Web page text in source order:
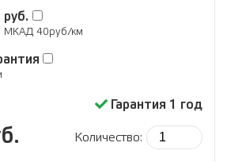
руб.
МКАД 40руб/км
Гарантия 1 год
Количество: